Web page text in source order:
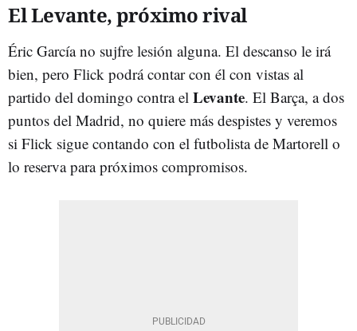
El Levante, próximo rival
Éric García no sujfre lesión alguna. El descanso le irá
bien, pero Flick podrá contar con él con vistas al
partido del domingo contra el Levante. El Barça, a dos
puntos del Madrid, no quiere más despistes y veremos
si Flick sigue contando con el futbolista de Martorell o
lo reserva para próximos compromisos.